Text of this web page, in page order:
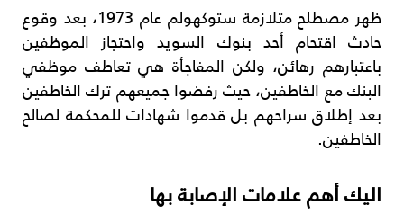
ظهر مصطلح متلازمة ستوكهولم عام 1973، بعد وقوع
حادث اقتحام أحد بنوك السويد واحتجاز الموظفين
باعتبارهم رهائن، ولكن المفاجأة هي تعاطف موظفي
البنك مع الخاطفين، حيث رفضوا جميعهم ترك الخاطفين
بعد إطلاق سراحهم بل قدموا شهادات للمحكمة لصالح
الخاطفين.
اليك أهم علامات الإصابة بها